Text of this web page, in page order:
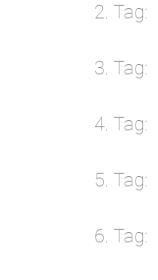
2. Tag
3. Tag
4. Tag
5. Tag
6. Tag